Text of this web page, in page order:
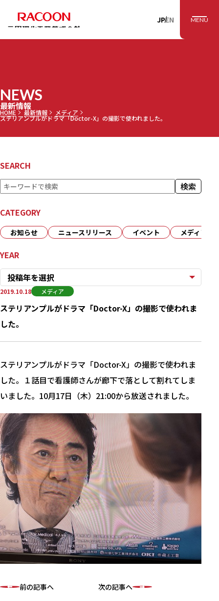
RACOON 三田理
JPEN MENU
NEWS
最新情報
HOME 最新情報 メディア
ステリアンプルがドラマ「Doctor-X」の撮影で使われました。
SEARCH
検
索 検索
CATEGORY
お知らせ ニュースリリース イベント メディア
YEAR
投稿年を選択
ステリアンプルがドラマ「Doctor-X」の撮影で使われま
した。
2019.10.18 メディア
ステリアンプルがドラマ「Doctor-X」の撮影で使われま
した。１話目で看護師さんが廊下で落として割れてしま
いました。10月17日（木）21:00から放送されました。
前の記事へ 次の記事へ